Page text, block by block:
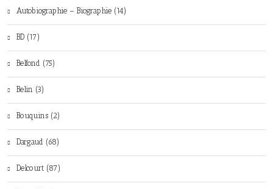
Autobiographie – Biographie (14)
BD (17)
Belfond (75)
Belin (3)
Bouquins (2)
Dargaud (68)
Delcourt (87)